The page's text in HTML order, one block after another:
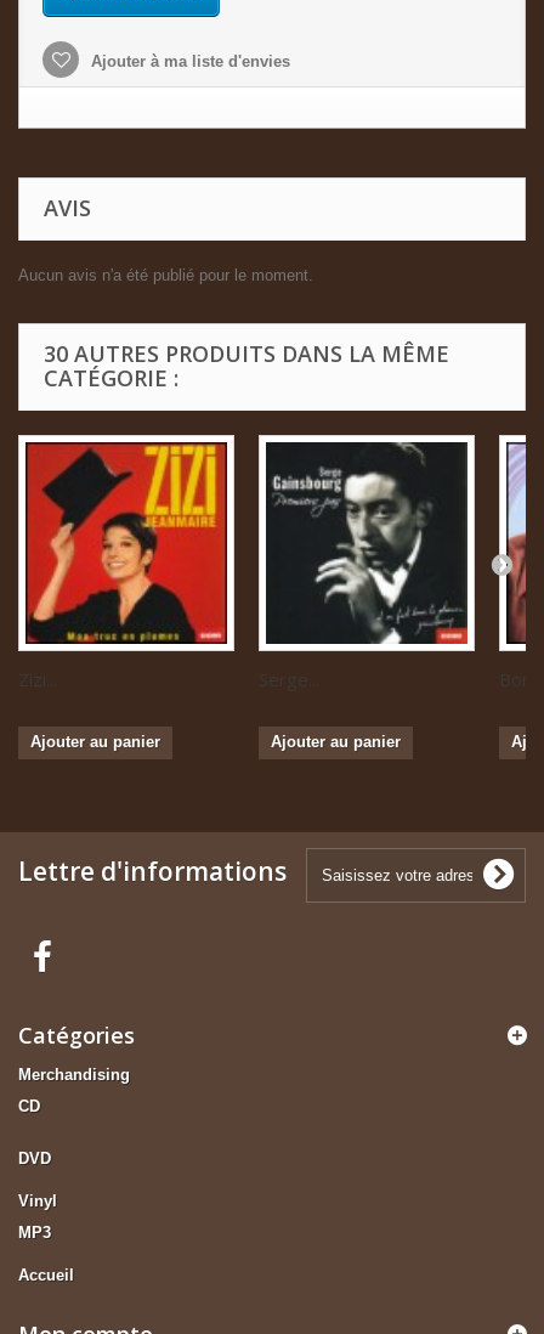
Ajouter à ma liste d'envies
AVIS
Aucun avis n'a été publié pour le moment.
30 AUTRES PRODUITS DANS LA MÊME
CATÉGORIE :
Zizi...
Ajouter au panier
Serge...
Ajouter au panier
Lettre d'informations
Catégories
Merchandising
CD
DVD
Vinyl
MP3
Accueil